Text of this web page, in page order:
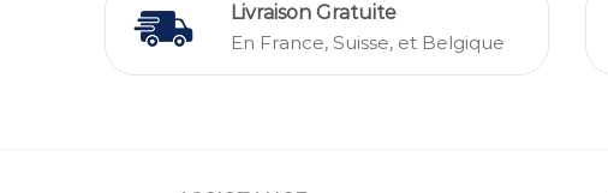
Livraison Gratuite
En France, Suisse, et Belgique